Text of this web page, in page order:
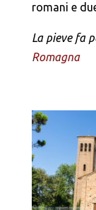
romani e
La pieve fa
Romagna